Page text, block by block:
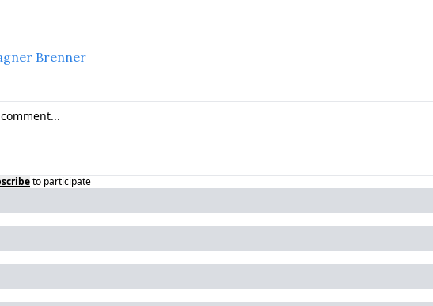
Brenner
to participate